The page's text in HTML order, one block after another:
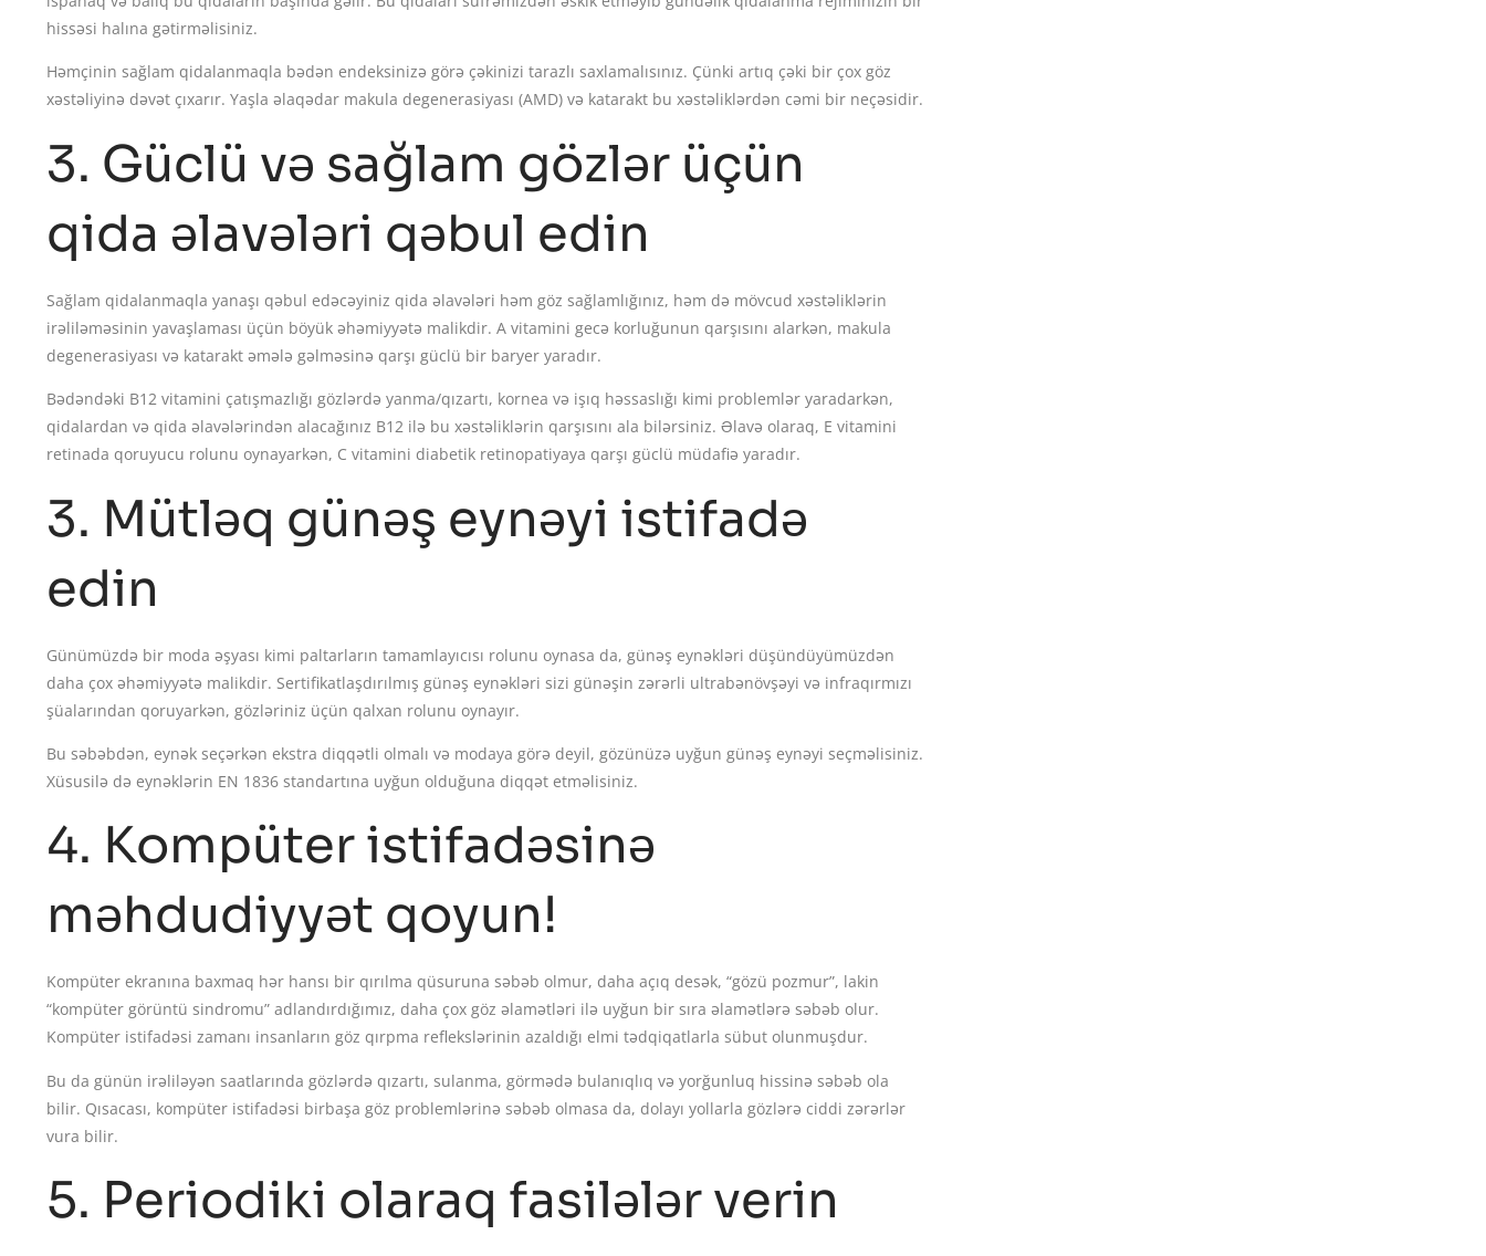
hissəsi halına gətirməlisiniz.
Həmçinin sağlam qidalanmaqla bədən endeksinizə görə çəkinizi tarazlı saxlamalısınız. Çünki artıq çəki bir çox göz
xəstəliyinə dəvət çıxarır. Yaşla əlaqədar makula degenerasiyası (AMD) və katarakt bu xəstəliklərdən cəmi bir neçəsidir.
3. Güclü və sağlam gözlər üçün
qida əlavələri qəbul edin
Sağlam qidalanmaqla yanaşı qəbul edəcəyiniz qida əlavələri həm göz sağlamlığınız, həm də mövcud xəstəliklərin
irəliləməsinin yavaşlaması üçün böyük əhəmiyyətə malikdir. A vitamini gecə korluğunun qarşısını alarkən, makula
degenerasiyası və katarakt əmələ gəlməsinə qarşı güclü bir baryer yaradır.
Bədəndəki B12 vitamini çatışmazlığı gözlərdə yanma/qızartı, kornea və işıq həssaslığı kimi problemlər yaradarkən,
qidalardan və qida əlavələrindən alacağınız B12 ilə bu xəstəliklərin qarşısını ala bilərsiniz. Əlavə olaraq, E vitamini
retinada qoruyucu rolunu oynayarkən, C vitamini diabetik retinopatiyaya qarşı güclü müdafiə yaradır.
3. Mütləq günəş eynəyi istifadə
edin
Günümüzdə bir moda əşyası kimi paltarların tamamlayıcısı rolunu oynasa da, günəş eynəkləri düşündüyümüzdən
daha çox əhəmiyyətə malikdir. Sertifikatlaşdırılmış günəş eynəkləri sizi günəşin zərərli ultrabənövşəyi və infraqırmızı
şüalarından qoruyarkən, gözləriniz üçün qalxan rolunu oynayır.
Bu səbəbdən, eynək seçərkən ekstra diqqətli olmalı və modaya görə deyil, gözünüzə uyğun günəş eynəyi seçməlisiniz.
Xüsusilə də eynəklərin EN 1836 standartına uyğun olduğuna diqqət etməlisiniz.
4. Kompüter istifadəsinə
məhdudiyyət qoyun!
Kompüter ekranına baxmaq hər hansı bir qırılma qüsuruna səbəb olmur, daha açıq desək, “gözü pozmur”, lakin
“kompüter görüntü sindromu” adlandırdığımız, daha çox göz əlamətləri ilə uyğun bir sıra əlamətlərə səbəb olur.
Kompüter istifadəsi zamanı insanların göz qırpma reflekslərinin azaldığı elmi tədqiqatlarla sübut olunmuşdur.
Bu da günün irəliləyən saatlarında gözlərdə qızartı, sulanma, görmədə bulanıqlıq və yorğunluq hissinə səbəb ola
bilir. Qısacası, kompüter istifadəsi birbaşa göz problemlərinə səbəb olmasa da, dolayı yollarla gözlərə ciddi zərərlər
vura bilir.
5. Periodiki olaraq fasilələr verin